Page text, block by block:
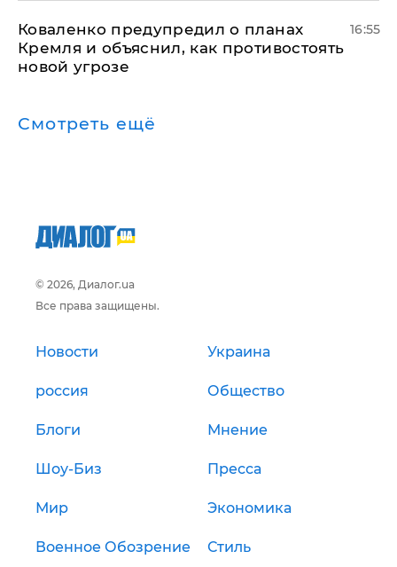
Коваленко предупредил о планах
Кремля и объяснил, как противостоять
новой угрозе
16:55
Смотреть ещё
© 2026, Диалог.ua
Все права защищены.
Новости Украина
россия Общество
Блоги Мнение
Шоу-Биз Пресса
Мир Экономика
Военное Обозрение Стиль